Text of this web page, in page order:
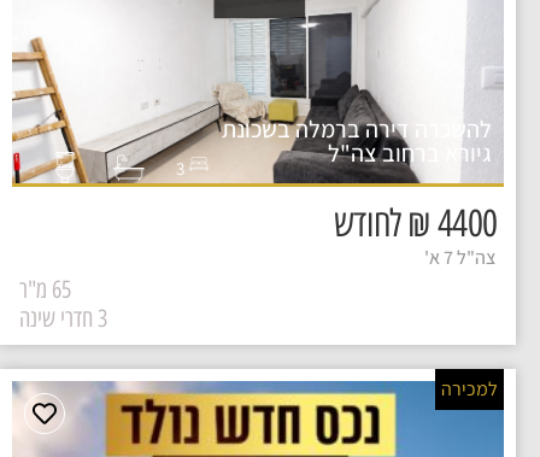
להשכרה דירה ברמלה בשכונת
גיורא ברחוב צה"ל 3
4400 ₪ לחודש
צה"ל 7 א'
65 מ"ר
למכירה